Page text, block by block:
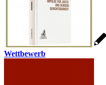
Wettbewerb